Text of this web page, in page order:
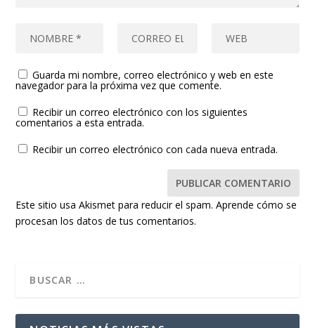
Guarda mi nombre, correo electrónico y web en este
navegador para la próxima vez que comente.
Recibir un correo electrónico con los siguientes
comentarios a esta entrada.
Recibir un correo electrónico con cada nueva entrada.
Este sitio usa Akismet para reducir el spam.Aprende cómo se
procesan los datos de tus comentarios.